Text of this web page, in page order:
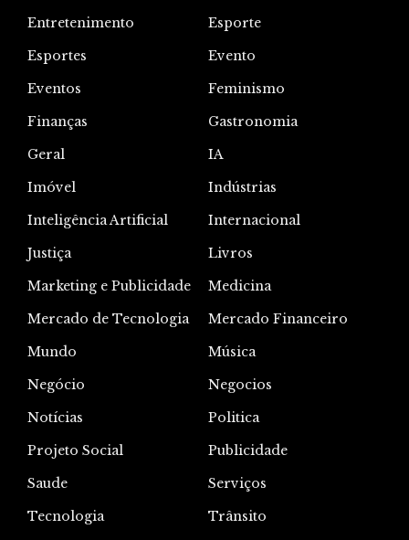
Entretenimento
Esporte
Esportes
Evento
Eventos
Feminismo
Finanças
Gastronomia
Geral
IA
Imóvel
Indústrias
Inteligência Artificial
Internacional
Justiça
Livros
Marketing e Publicidade
Medicina
Mercado de Tecnologia
Mercado Financeiro
Mundo
Música
Negócio
Negocios
Notícias
Politica
Projeto Social
Publicidade
Saude
Serviços
Tecnologia
Trânsito